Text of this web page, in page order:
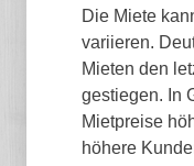
Die Miete
variieren.
Mieten den
gestiegen. In
Mietpreise
höhere